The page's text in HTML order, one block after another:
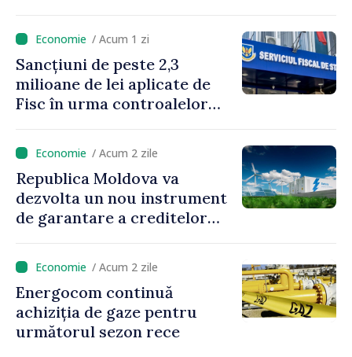
/ Acum 1 zi
Sancțiuni de peste 2,3
milioane de lei aplicate de
Fisc în urma controalelor
/ Acum 2 zile
Republica Moldova va
dezvolta un nou instrument
de garantare a creditelor
de stocare a energiei
/ Acum 2 zile
Energocom continuă
achiziția de gaze pentru
următorul sezon rece